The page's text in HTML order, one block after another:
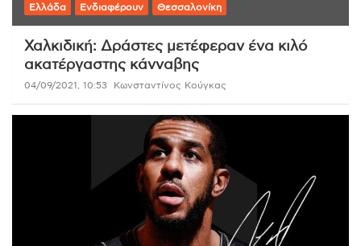
Ελλάδα Ενδιαφέρουν Θεσσαλονίκη
Χαλκιδική: Δράστες μετέφεραν ένα κιλό
ακατέργαστης κάνναβης
04/09/2021, 10:53 Κωνσταντίνος Κούγκας